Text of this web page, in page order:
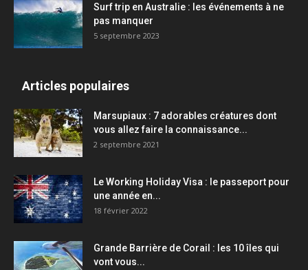
Surf trip en Australie : les événements à ne
pas manquer
5 septembre 2023
Articles populaires
Marsupiaux : 7 adorables créatures dont
vous allez faire la connaissance...
2 septembre 2021
Le Working Holiday Visa : le passeport pour
une année en...
18 février 2022
Grande Barrière de Corail : les 10 îles qui
vont vous...